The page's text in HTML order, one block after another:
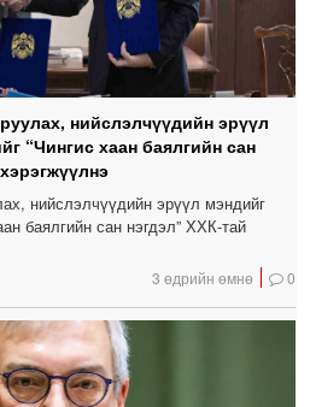
нийслэлчүүдийн эрүүл
“Чингис хаан баялгийн сан
нийслэлчүүдийн эрүүл мэндийг
баялгийн сан нэгдэл” ХХК-тай
3 өдрийн өмнө 0